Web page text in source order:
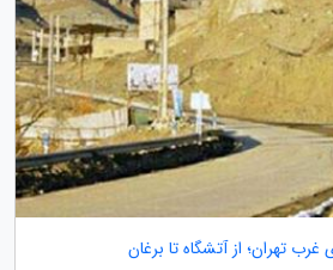
تهران؛ از آتشگاه تا برغان